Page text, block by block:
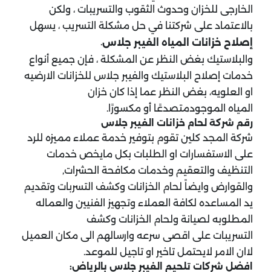
الخارجى للخزان وحدوث الثقوب والتسريبات ، ولكن
بالاعتماد على شركتنا في حل مشكلة التسريب ، يسهل
إصلاح خزانات المياه الفيبر جلاس.
والبلاستيك بغض النظر عن المشكلة ، فإن جميع أنواع
خدمات إصلاح البلاستيك والفيبر جلاس للخزانات الارضيه
او العلويه، بغض النظر عما إذا كان خزان
المياه الموجودمتصدعًا أو مكسورًا.
رقم شركة لحام خزانات الفيبر جلاس
شركة المجد كلين تقوم بتوفير خدمة عملاء مميزه للرد
على الاستفسارات او الطلبات بكل مايخص خدمات
التنظيف والتعقيم وخدمات مكافحة الحشرات,
والقوارض وايضاً لحام الخزانات وكشف التسربات وتقديم
يد المساعده لكافة العملاء وتجهيز الفنيين والعماله
المطلوبه لصيانة ولحام الخزانات وكشف
التسريبات على اقصى سرعه وارسالهم الى مكان العميل
لاان الامر لايحتمل تاخير او تاجيل للموعد.
افضل شركات تلحيم الفيبر جلاس بالرياض: